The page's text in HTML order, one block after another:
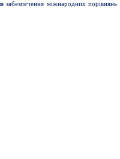
забезпечення міжнародних порівнянь